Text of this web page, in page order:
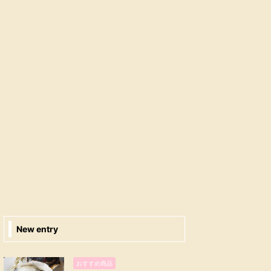
New entry
おすすめ商品